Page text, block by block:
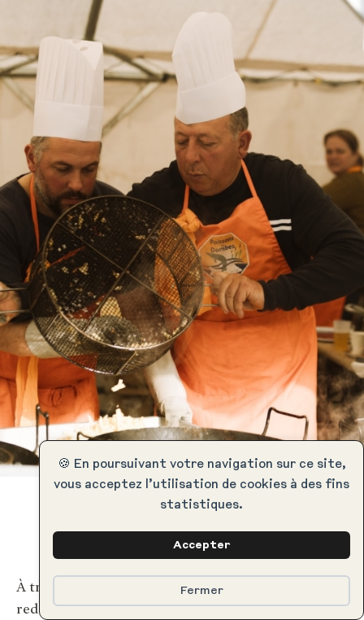
🍪 En poursuivant votre navigation sur ce site,
vous acceptez l’utilisation de cookies à des fins
statistiques.
Accepter
Fermer
À travers ces bouchées croustillantes, on
redécouvre une cuisine populaire et joyeuse, où le